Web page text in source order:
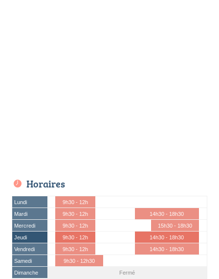
Horaires
Lundi
9h30 - 12h
Mardi
9h30 - 12h
14h30 - 18h30
Mercredi
9h30 - 12h
15h30 - 18h30
Jeudi
9h30 - 12h
14h30 - 18h30
Vendredi
9h30 - 12h
14h30 - 18h30
Samedi
9h30 - 12h30
Dimanche
Fermé